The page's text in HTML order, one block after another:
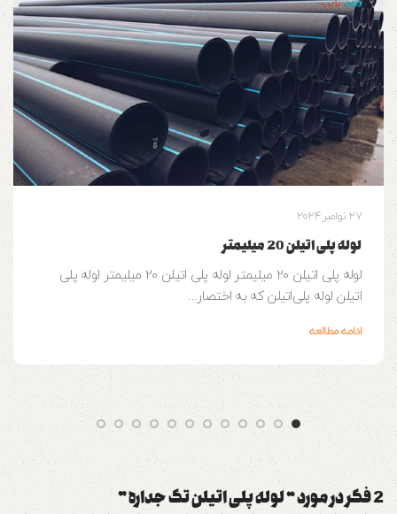
27 نوامبر 2024
لوله پلی اتیلن 20 میلیمتر
لوله پلی اتیلن 20 میلیمتر لوله پلی اتیلن 20 میلیمتر لوله پلی
اتیلن لوله‌ پلی‌اتیلن که به اختصار...
ادامه مطالعه
2 فکر در مورد “ لوله پلی اتیلن تک جداره”